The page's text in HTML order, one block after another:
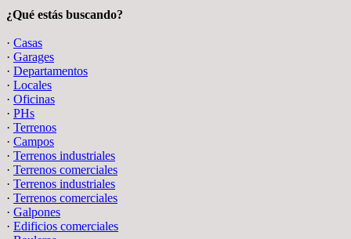
¿Qué estás buscando?
· Casas
· Garages
· Departamentos
· Locales
· Oficinas
· PHs
· Terrenos
· Campos
· Terrenos industriales
· Terrenos comerciales
· Terrenos industriales
· Terrenos comerciales
· Galpones
· Edificios comerciales